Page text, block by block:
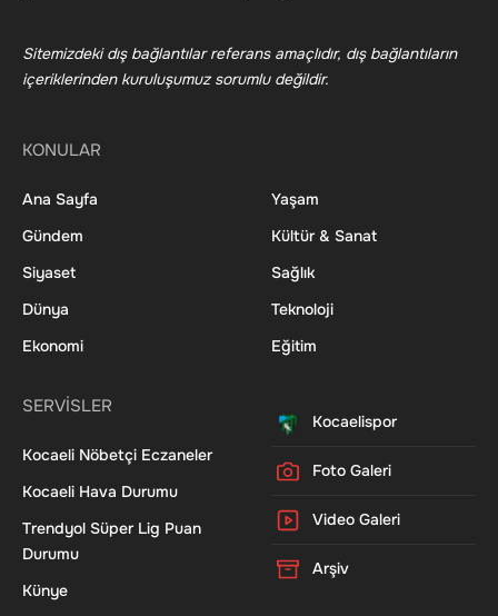
Sitemizdeki dış bağlantılar referans amaçlıdır, dış bağlantıların
içeriklerinden kuruluşumuz sorumlu değildir.
KONULAR
Ana Sayfa
Gündem
Siyaset
Dünya
Ekonomi
Yaşam
Kültür & Sanat
Sağlık
Teknoloji
Eğitim
SERVİSLER
Kocaeli Nöbetçi Eczaneler
Kocaeli Hava Durumu
Trendyol Süper Lig Puan
Durumu
Künye
Kocaelispor
Foto Galeri
Video Galeri
Arşiv